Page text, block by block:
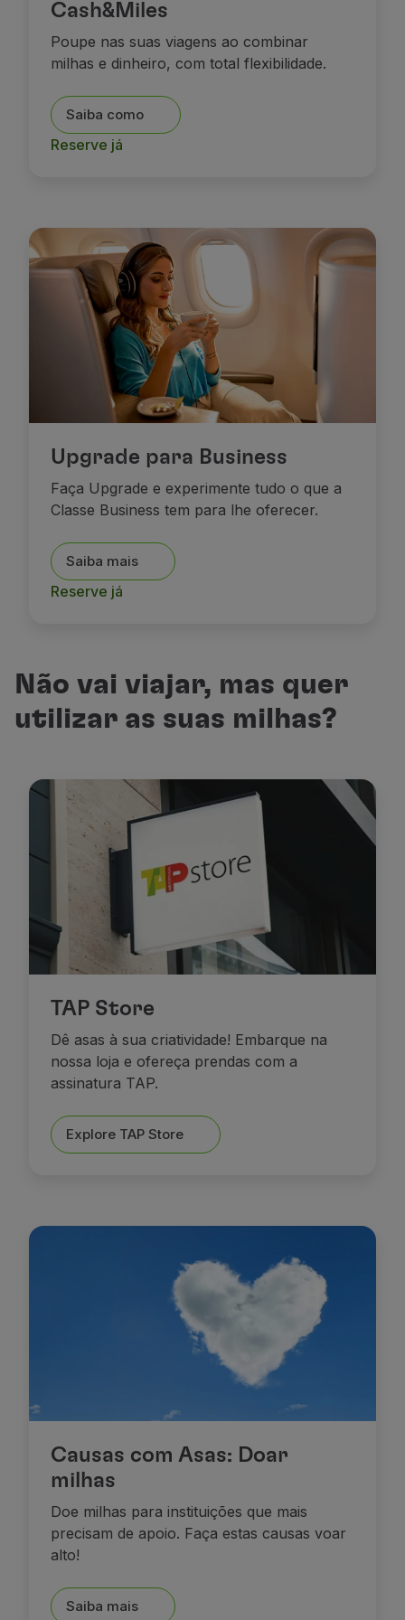
Cash&Miles
Poupe nas suas viagens ao combinar
milhas e dinheiro, com total flexibilidade.
Saiba como
Reserve já
Upgrade para Business
Faça Upgrade e experimente tudo o que a
Classe Business tem para lhe oferecer.
Saiba mais
Reserve já
Não vai viajar, mas quer
utilizar as suas milhas?
TAP Store
Dê asas à sua criatividade! Embarque na
nossa loja e ofereça prendas com a
assinatura TAP.
Explore TAP Store
Causas com Asas: Doar
milhas
Doe milhas para instituições que mais
precisam de apoio. Faça estas causas voar
alto!
Saiba mais